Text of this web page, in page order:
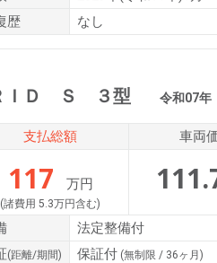
歴
なし
ＩＤ Ｓ ３型 令和07年
支払総額
117 万円
(諸費用 5.3万円含む)
車両
法定整備付
(距離/期間) 保証付(無制限 / 36ヶ月)